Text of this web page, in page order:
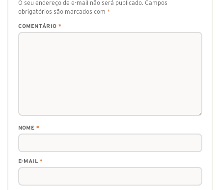
O seu endereço de e-mail não será publicado. Campos
obrigatórios são marcados com *
COMENTÁRIO *
NOME *
E-MAIL*